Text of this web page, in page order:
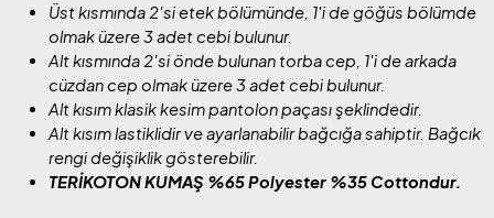
Üst kısmında 2'si etek bölümünde, 1'i de göğüs bölümde
olmak üzere 3 adet cebi bulunur.
Alt kısmında 2'si önde bulunan torba cep, 1'i de arkada
cüzdan cep olmak üzere 3 adet cebi bulunur.
Alt kısım klasik kesim pantolon paçası şeklindedir.
Alt kısım lastiklidir ve ayarlanabilir bağcığa sahiptir. Bağcık
rengi değişiklik gösterebilir.
TERİKOTON KUMAŞ %65 Polyester %35 Cottondur.